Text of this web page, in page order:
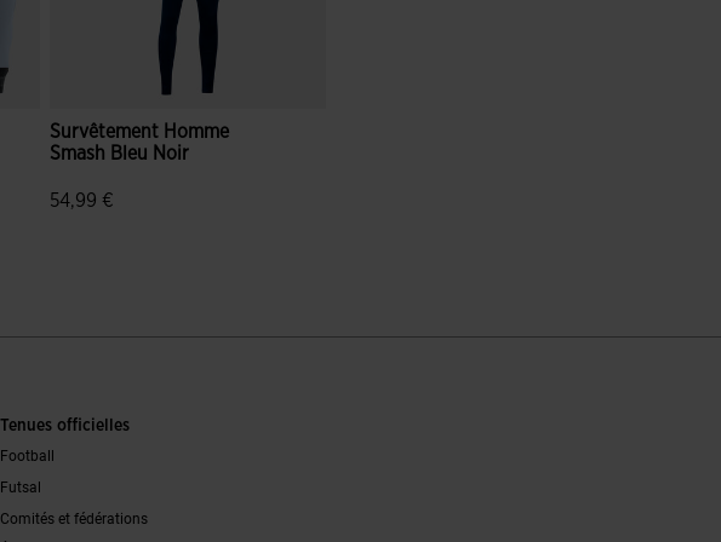
Survêtement Homme
Smash Bleu Noir
54,99 €
Tenues officielles
Football
Futsal
Comités et fédérations